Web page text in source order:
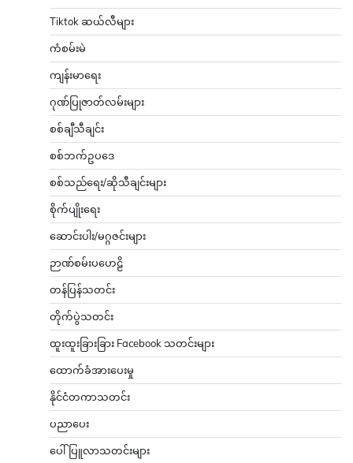
Tiktok ဆယ်လီများ
ကံစမ်းမဲ
ကျန်းမာရေး
ဂုဏ်ပြုဇာတ်လမ်းများ
စစ်ချီသီချင်း
စစ်ဘက်ဥပဒေ
စစ်သည်ရေး/ဆိုသီချင်းများ
စိုက်ပျိုးရေး
ဆောင်းပါး/မဂ္ဂဇင်းများ
ဉာဏ်စမ်းပဟေဠိ
တန်ပြန်သတင်း
တိုက်ပွဲသတင်း
ထူးထူးခြားခြား Facebook သတင်းများ
ထောက်ခံအားပေးမှု
နိုင်ငံတကာသတင်း
ပညာပေး
ပေါ်ပြူလာသတင်းများ